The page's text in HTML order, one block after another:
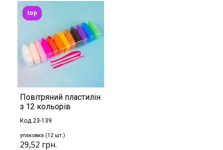
Повітряний пластилін
з 12 кольорів
Код 23-139
упаковка (12 шт.)
29,52 грн.
top